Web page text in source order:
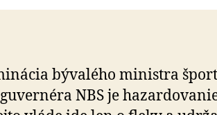
bývalého ministra
NBS je